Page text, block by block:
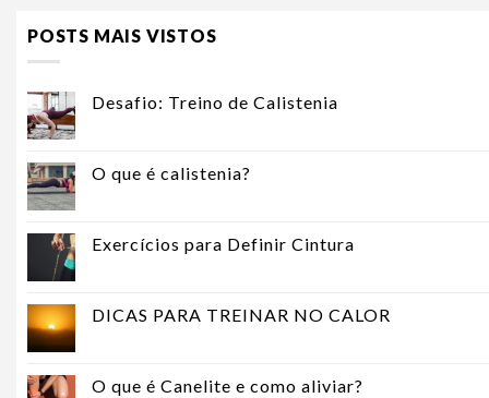
POSTS MAIS VISTOS
Desafio: Treino de Calistenia
O que é calistenia?
Exercícios para Definir Cintura
DICAS PARA TREINAR NO CALOR
O que é Canelite e como aliviar?